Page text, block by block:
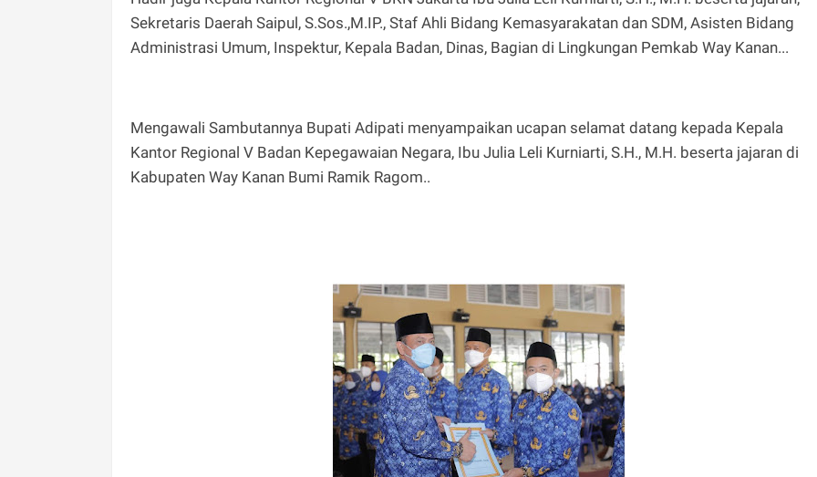
Sekretaris Daerah Saipul, S.Sos.,M.IP., Staf Ahli Bidang Kemasyarakatan dan SDM, Asisten Bidang
Administrasi Umum, Inspektur, Kepala Badan, Dinas, Bagian di Lingkungan Pemkab Way Kanan...
Mengawali Sambutannya Bupati Adipati menyampaikan ucapan selamat datang kepada Kepala
Kantor Regional V Badan Kepegawaian Negara, Ibu Julia Leli Kurniarti, S.H., M.H. beserta jajaran di
Kabupaten Way Kanan Bumi Ramik Ragom..